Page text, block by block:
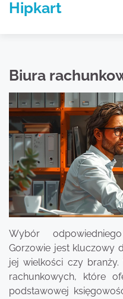
SkipHipkart
Biura
Wybór
Gorzowie jest kluczowy
jej wielkości czy
rachunkowych, które
podstawowej